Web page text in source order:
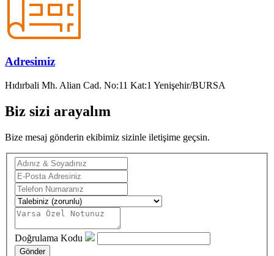
Adresimiz
Hıdırbali Mh. Alian Cad. No:11 Kat:1 Yenişehir/BURSA
Biz sizi arayalım
Bize mesaj gönderin ekibimiz sizinle iletişime geçsin.
Doğrulama Kodu